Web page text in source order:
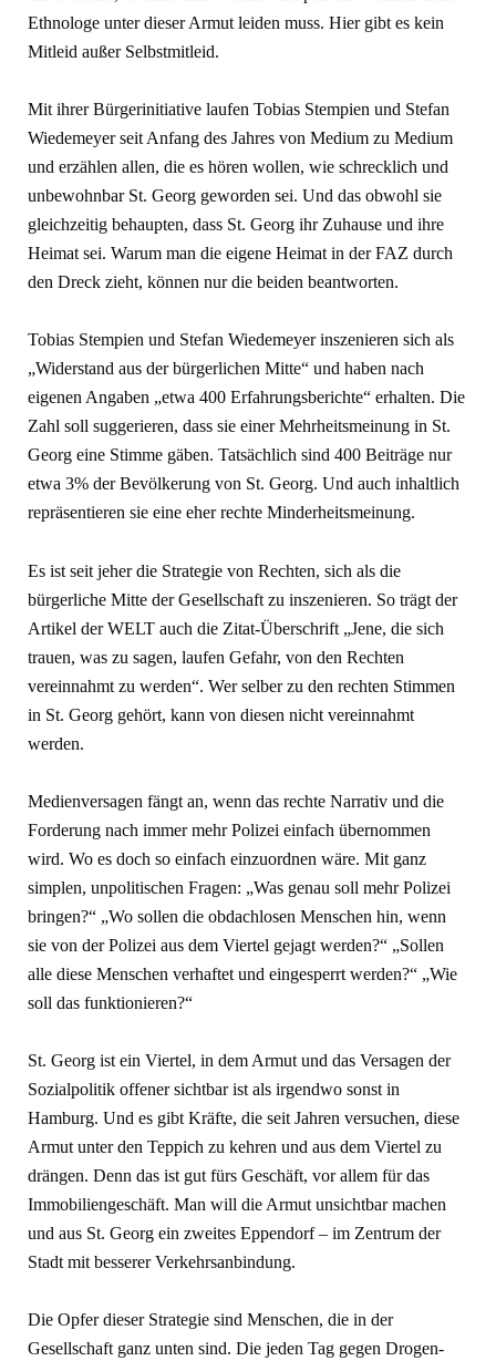
Ethnologe unter die­ser Armut leiden muss. Hier gibt es kein
Mitleid außer Selbstmitleid.
Mit ihrer Bürgerinitiative laufen To­bias Stempien und Stefan
Wiedemeyer seit Anfang des Jahres von Medium zu Medium
und erzählen allen, die es hö­ren wollen, wie schrecklich und
un­bewohnbar St. Georg geworden sei. Und das obwohl sie
gleichzei­tig behaupten, dass St. Georg ihr Zuhause und ihre
Heimat sei. Wa­rum man die eigene Heimat in der FAZ durch
den Dreck zieht, können nur die beiden beantworten.
Tobias Stempien und Stefan Wiedemeyer inszenieren sich als
„Widerstand aus der bürgerlichen Mitte“ und haben nach
eigenen Angaben „etwa 400 Erfahrungs­berichte“ erhalten. Die
Zahl soll suggerieren, dass sie einer Mehr­heitsmeinung in St.
Georg eine Stimme gäben. Tatsächlich sind 400 Beiträge nur
etwa 3% der Be­völkerung von St. Georg. Und auch inhaltlich
repräsentieren sie eine eher rechte Minderheitsmeinung.
Es ist seit jeher die Strategie von Rechten, sich als die
bürgerliche Mitte der Gesellschaft zu inszenieren. So trägt der
Artikel der WELT auch die Zi­tat-Überschrift „Jene, die sich
trauen, was zu sagen, laufen Gefahr, von den Rechten
vereinnahmt zu werden“. Wer selber zu den rechten Stimmen
in St. Georg gehört, kann von diesen nicht vereinnahmt
werden.
Medienversagen fängt an, wenn das rechte Narrativ und die
Forderung nach immer mehr Polizei einfach über­nommen
wird. Wo es doch so einfach einzuordnen wäre. Mit ganz
simplen, unpolitischen Fragen: „Was genau soll mehr Polizei
bringen?“ „Wo sollen die obdachlosen Menschen hin, wenn
sie von der Polizei aus dem Viertel gejagt werden?“ „Sollen
alle diese Menschen verhaftet und eingesperrt werden?“ „Wie
soll das funktionieren?“
St. Georg ist ein Viertel, in dem Ar­mut und das Versagen der
Sozialpoli­tik offener sichtbar ist als irgendwo sonst in
Hamburg. Und es gibt Kräfte, die seit Jahren versuchen, diese
Armut unter den Teppich zu kehren und aus dem Viertel zu
drängen. Denn das ist gut fürs Geschäft, vor allem für das
Immobiliengeschäft. Man will die Ar­mut unsichtbar machen
und aus St. Georg ein zweites Eppendorf – im Zentrum der
Stadt mit besserer Ver­kehrsanbindung.
Die Opfer dieser Strategie sind Men­schen, die in der
Gesellschaft ganz un­ten sind. Die jeden Tag gegen Drogen­